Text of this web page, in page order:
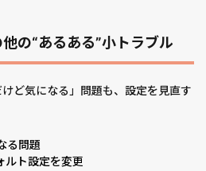
の“あるある”小トラブル
ど気になる」問題も、設定を見直す
る問題
ルト設定を変更